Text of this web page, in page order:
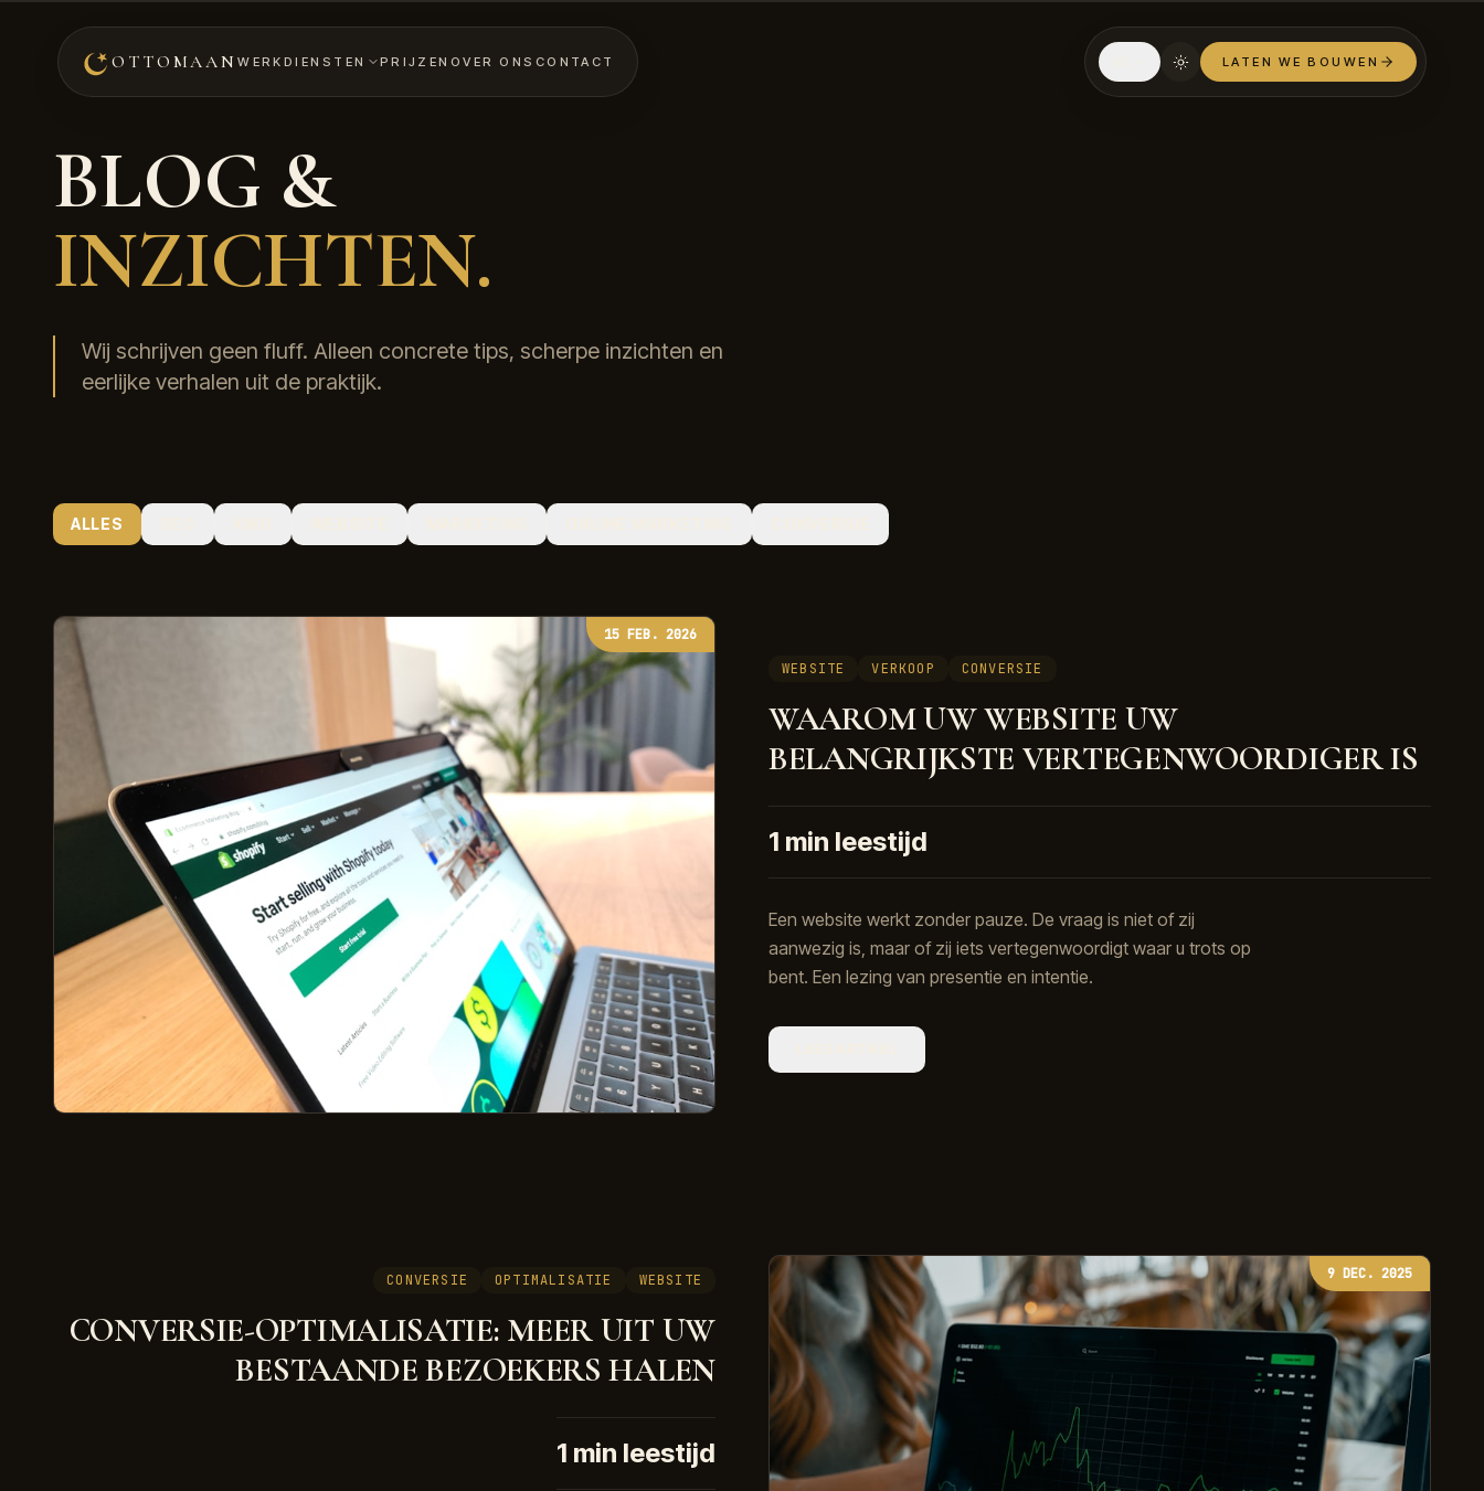
OTTOMAANWERK DIENSTEN PRIJZEN OVER ONS CONTACT LATEN WE BOUWEN
BLOG &
INZICHTEN.
Wij schrijven geen fluff. Alleen concrete tips, scherpe inzichten en
eerlijke verhalen uit de praktijk.
ALLES
15 FEB. 2026
WEBSITE
VERKOOP CONVERSIE
WAAROM UW WEBSITE UW
BELANGRIJKSTE VERTEGENWOORDIGER IS
1 min leestijd
Een website werkt zonder pauze. De vraag is niet of zij
aanwezig is, maar of zij iets vertegenwoordigt waar u trots op
bent. Een lezing van presentie en intentie.
9 DEC. 2025
CONVERSIE OPTIMALISATIE WEBSITE
CONVERSIE-OPTIMALISATIE: MEER UIT UW
BESTAANDE BEZOEKERS HALEN
1 min leestijd